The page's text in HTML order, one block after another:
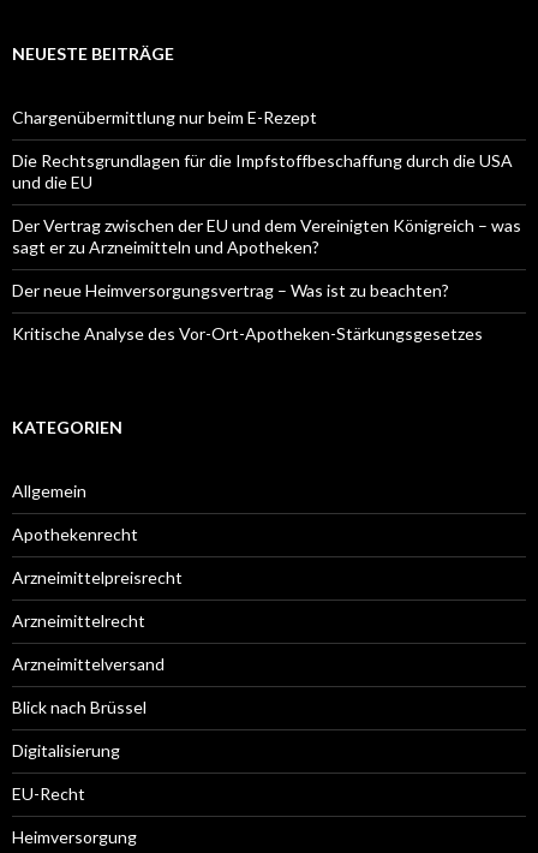
NEUESTE BEITRÄGE
Chargenübermittlung nur beim E-Rezept
Die Rechtsgrundlagen für die Impfstoffbeschaffung durch die USA
und die EU
Der Vertrag zwischen der EU und dem Vereinigten Königreich – was
sagt er zu Arzneimitteln und Apotheken?
Der neue Heimversorgungsvertrag – Was ist zu beachten?
Kritische Analyse des Vor-Ort-Apotheken-Stärkungsgesetzes
KATEGORIEN
Allgemein
Apothekenrecht
Arzneimittelpreisrecht
Arzneimittelrecht
Arzneimittelversand
Blick nach Brüssel
Digitalisierung
EU-Recht
Heimversorgung